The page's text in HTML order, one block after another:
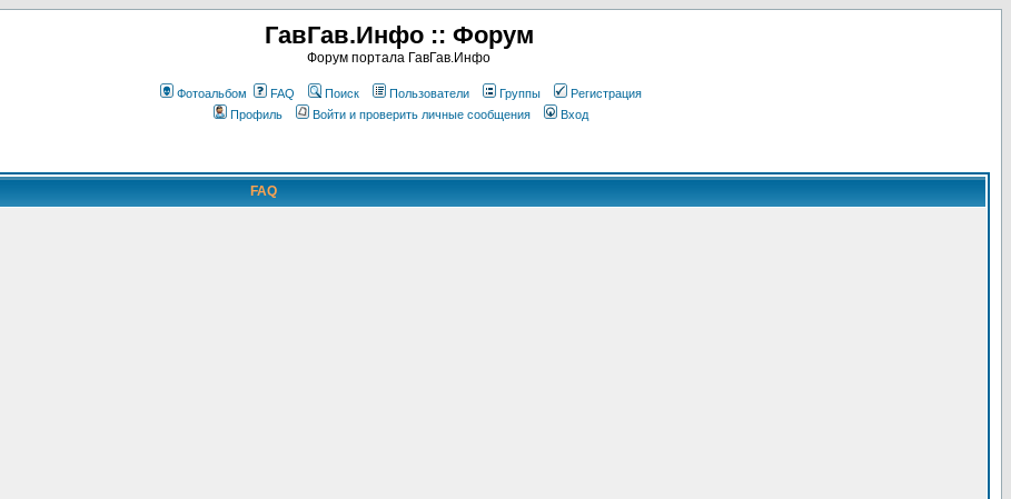
ГавГав.Инфо :: Форум
Форум портала ГавГав.Инфо
Фотоальбом FAQ Поиск Пользователи Группы
Регистрация
Профиль
Войти и проверить личные сообщения Вход
FAQ